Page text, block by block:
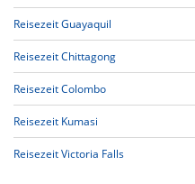
Reisezeit Guayaquil
Reisezeit Chittagong
Reisezeit Colombo
Reisezeit Kumasi
Reisezeit Victoria Falls